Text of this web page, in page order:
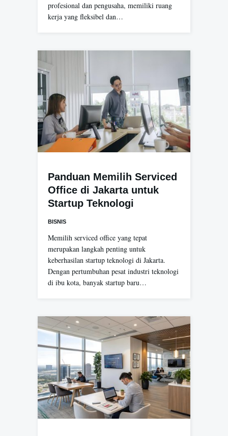
profesional dan pengusaha, memiliki ruang
kerja yang fleksibel dan…
Panduan Memilih Serviced
Office di Jakarta untuk
Startup Teknologi
BISNIS
Memilih serviced office yang tepat
merupakan langkah penting untuk
keberhasilan startup teknologi di Jakarta.
Dengan pertumbuhan pesat industri teknologi
di ibu kota, banyak startup baru…